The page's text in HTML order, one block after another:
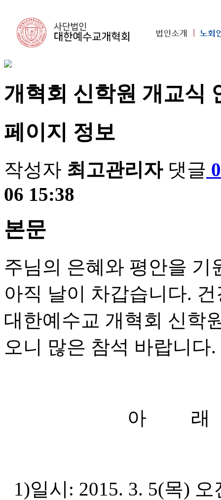
개혁회 신학원 개교식
페이지 정보
작성자 최고관리자 댓글
06 15:38
본문
주님의 은혜와 평안을 기
아직 날이 차갑습니다.
대한예수교 개혁회 신학
오니 많은 참석 바랍니다.
아 래
1)일시: 2015. 3. 5(목) 오